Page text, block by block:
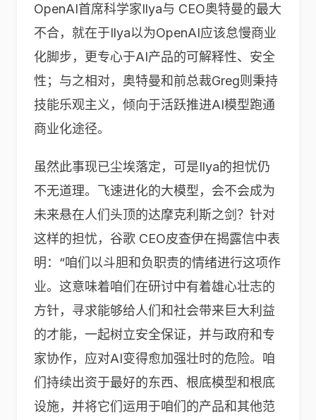
OpenAI首席科学家Ilya与 CEO奥特曼的最大
不合，就在于Ilya以为OpenAI应该怠慢商业
化脚步，更专心于AI产品的可解释性、安全
性；与之相对，奥特曼和前总裁Greg则秉持
技能乐观主义，倾向于活跃推进AI模型跑通
商业化途径。
虽然此事现已尘埃落定，可是Ilya的担忧仍
不无道理。飞速进化的大模型，会不会成为
未来悬在人们头顶的达摩克利斯之剑？针对
这样的担忧，谷歌 CEO皮查伊在揭露信中表
明：“咱们以斗胆和负职责的情绪进行这项作
业。这意味着咱们在研讨中有着雄心壮志的
方针，寻求能够给人们和社会带来巨大利益
的才能，一起树立安全保证，并与政府和专
家协作，应对AI变得愈加强壮时的危险。咱
们持续出资于最好的东西、根底模型和根底
设施，并将它们运用于咱们的产品和其他范